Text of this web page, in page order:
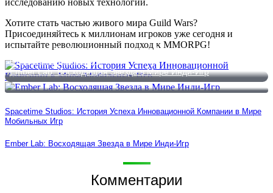
исследованию новых технологий.
Хотите стать частью живого мира Guild Wars?
Присоединяйтесь к миллионам игроков уже сегодня и
испытайте революционный подход к MMORPG!
Spacetime Studios: История Успеха Инновационной Компании
в Мире Мобильных Игр
Ember Lab: Восходящая Звезда в Мире Инди-Игр
Spacetime Studios: История Успеха Инновационной Компании в Мире
Мобильных Игр
Ember Lab: Восходящая Звезда в Мире Инди-Игр
Комментарии